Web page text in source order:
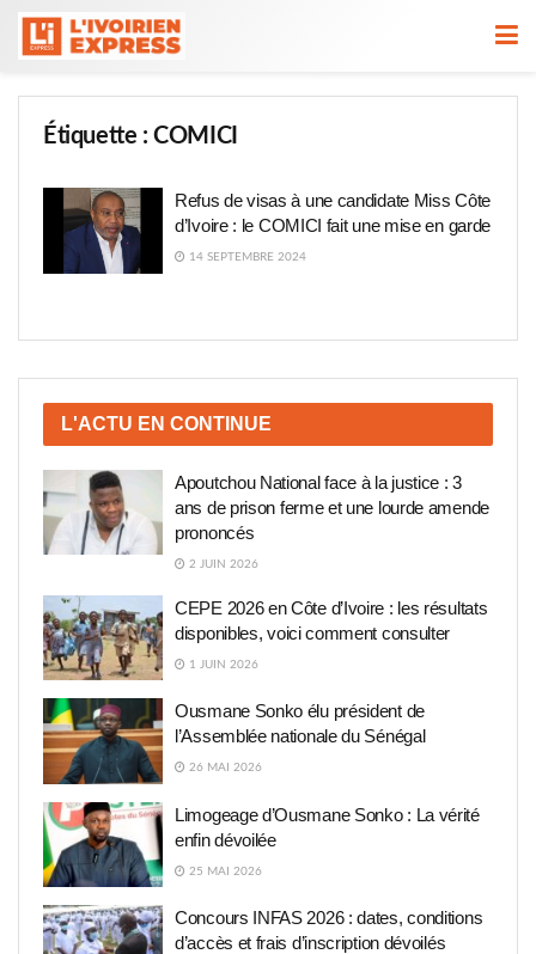
Étiquette :COMICI
Refus de visas à une candidate Miss Côte
d’Ivoire : le COMICI fait une mise en garde
14 SEPTEMBRE 2024
L'ACTU EN CONTINUE
Apoutchou National face à la justice : 3
ans de prison ferme et une lourde amende
prononcés
2 JUIN 2026
CEPE 2026 en Côte d’Ivoire : les résultats
disponibles, voici comment consulter
1 JUIN 2026
Ousmane Sonko élu président de
l’Assemblée nationale du Sénégal
26 MAI 2026
Limogeage d’Ousmane Sonko : La vérité
enfin dévoilée
25 MAI 2026
Concours INFAS 2026 : dates, conditions
d’accès et frais d’inscription dévoilés